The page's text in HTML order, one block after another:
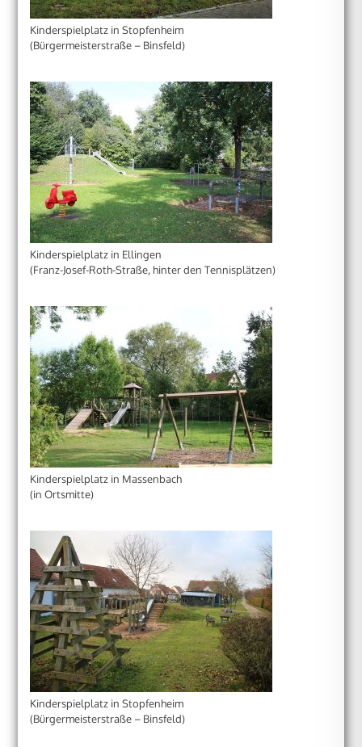
Kinderspielplatz in Stopfenheim
(Bürgermeisterstraße – Binsfeld)
Kinderspielplatz in Ellingen
(Franz-Josef-Roth-Straße, hinter den Tennisplätzen)
Kinderspielplatz in Massenbach
(in Ortsmitte)
Kinderspielplatz in Stopfenheim
(Bürgermeisterstraße – Binsfeld)